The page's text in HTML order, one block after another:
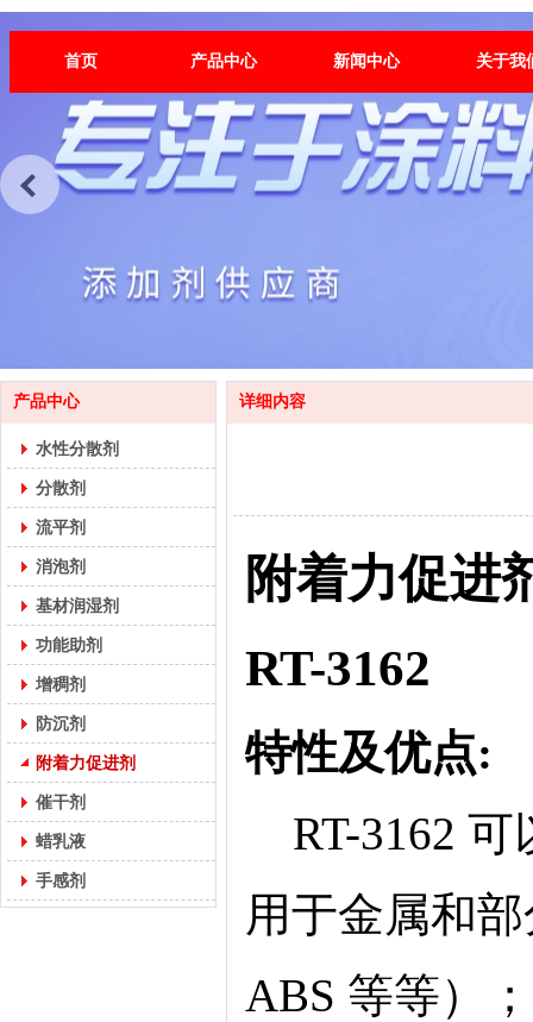
首页 产品中心 新闻中心 关于我
产品中心
水性分散剂
分散剂
流平剂
消泡剂
基材润湿剂
功能助剂
增稠剂
防沉剂
附着力促进剂
催干剂
蜡乳液
手感剂
详细内容
附着力促进
RT-3162
特性及优点:
RT-3162 可
用于金属和
ABS 等等）